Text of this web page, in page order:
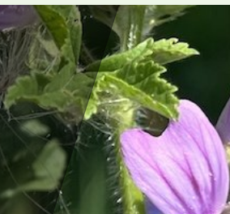
Index
Zoeken
Kijken